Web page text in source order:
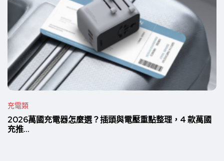
充電類
2026萬國充電器怎麼選？插頭與電壓重點整理，4 款萬國
充推...